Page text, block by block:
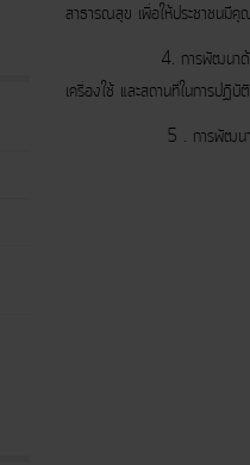
สาธารณสุข เพื่อให้ประชาชนมี
4. การพัฒนาด้านการบริห
เครื่องใช้ และสถานที่ในการปฏิ
5 . การพัฒนาด้านทรัพยาก